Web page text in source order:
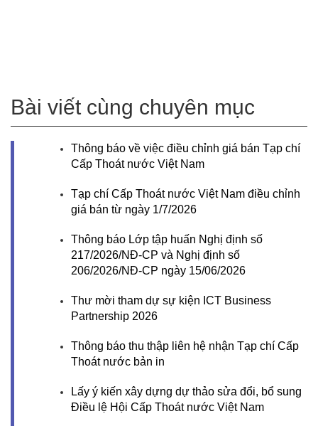
Bài viết cùng chuyên mục
Thông báo về việc điều chỉnh giá bán Tạp chí
Cấp Thoát nước Việt Nam
Tạp chí Cấp Thoát nước Việt Nam điều chỉnh
giá bán từ ngày 1/7/2026
Thông báo Lớp tập huấn Nghị định số
217/2026/NĐ-CP và Nghị định số
206/2026/NĐ-CP ngày 15/06/2026
Thư mời tham dự sự kiện ICT Business
Partnership 2026
Thông báo thu thập liên hệ nhận Tạp chí Cấp
Thoát nước bản in
Lấy ý kiến xây dựng dự thảo sửa đổi, bổ sung
Điều lệ Hội Cấp Thoát nước Việt Nam